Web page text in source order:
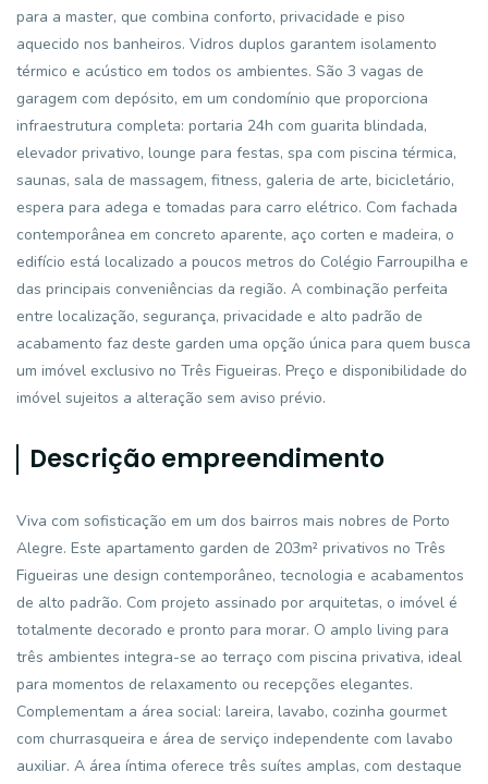
para a master, que combina conforto, privacidade e piso
aquecido nos banheiros. Vidros duplos garantem isolamento
térmico e acústico em todos os ambientes. São 3 vagas de
garagem com depósito, em um condomínio que proporciona
infraestrutura completa: portaria 24h com guarita blindada,
elevador privativo, lounge para festas, spa com piscina térmica,
saunas, sala de massagem, fitness, galeria de arte, bicicletário,
espera para adega e tomadas para carro elétrico. Com fachada
contemporânea em concreto aparente, aço corten e madeira, o
edifício está localizado a poucos metros do Colégio Farroupilha e
das principais conveniências da região. A combinação perfeita
entre localização, segurança, privacidade e alto padrão de
acabamento faz deste garden uma opção única para quem busca
um imóvel exclusivo no Três Figueiras. Preço e disponibilidade do
imóvel sujeitos a alteração sem aviso prévio.
Descrição empreendimento
Viva com sofisticação em um dos bairros mais nobres de Porto
Alegre. Este apartamento garden de 203m² privativos no Três
Figueiras une design contemporâneo, tecnologia e acabamentos
de alto padrão. Com projeto assinado por arquitetas, o imóvel é
totalmente decorado e pronto para morar. O amplo living para
três ambientes integra-se ao terraço com piscina privativa, ideal
para momentos de relaxamento ou recepções elegantes.
Complementam a área social: lareira, lavabo, cozinha gourmet
com churrasqueira e área de serviço independente com lavabo
auxiliar. A área íntima oferece três suítes amplas, com destaque